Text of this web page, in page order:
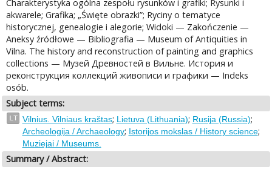
Charakterystyka ogólna zespołu rysunków i grafiki; Rysunki i
akwarele; Grafika; „Święte obrazki”; Ryciny o tematyce
historycznej, genealogie i alegorie; Widoki — Zakończenie —
Aneksy źródłowe — Bibliografia — Museum of Antiquities in
Vilna. The history and reconstruction of painting and graphics
collections — Музей Древностей в Вильне. История и
реконструкция коллекций живописи и графики — Indeks
osób.
Subject terms:
LT Vilnius. Vilniaus kraštas; Lietuva (Lithuania); Rusija (Russia);
Archeologija / Archaeology; Istorijos mokslas / History science;
Muziejai / Museums.
Summary / Abstract: